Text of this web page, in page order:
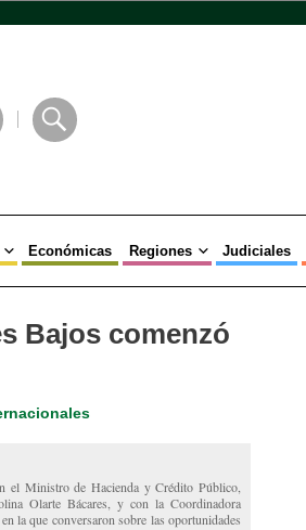
Económicas Regiones Judiciales
Bajos comenzó
el Ministro de Hacienda y Crédito Público,
Olarte Bácares, y con la Coordinadora
la que conversaron sobre las oportunidades